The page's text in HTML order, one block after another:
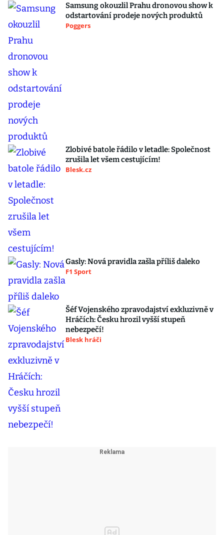
Samsung okouzlil Prahu dronovou show k
odstartování prodeje nových produktů
Poggers
Zlobivé batole řádilo v letadle: Společnost
zrušila let všem cestujícím!
Blesk.cz
Gasly: Nová pravidla zašla příliš daleko
F1 Sport
Šéf Vojenského zpravodajství exkluzivně v
Hráčích: Česku hrozil vyšší stupeň
nebezpečí!
Blesk hráči